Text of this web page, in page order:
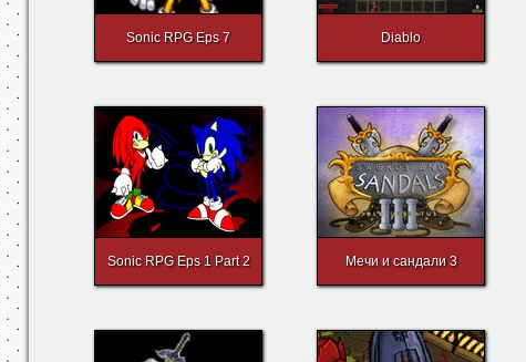
Sonic RPG Eps 7 Diablo
Sonic RPG Eps 1 Part 2 Мечи и сандали 3